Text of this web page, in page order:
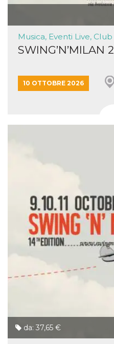
Musica, Eventi Live, Club
SWING’N’MILAN
10 OTTOBRE 2026
da: 37,65 €